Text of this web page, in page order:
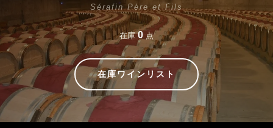
Sérafin Père et Fils
在庫0 点
在庫ワインリスト